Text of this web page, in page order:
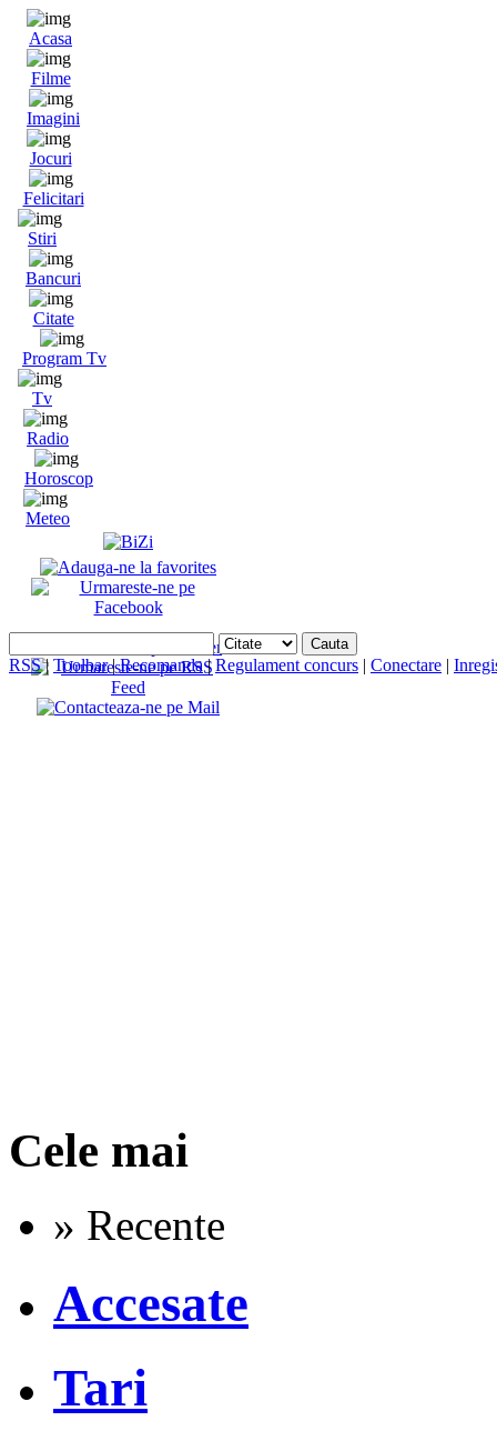
Acasa
Filme
Imagini
Jocuri
Felicitari
Stiri
Bancuri
Citate
Program Tv
Tv
Radio
Horoscop
Meteo
RSS| Toolbar|Recomanda|Regulament concurs | Conectare |
Cele mai
» Recente
Accesate
Tari